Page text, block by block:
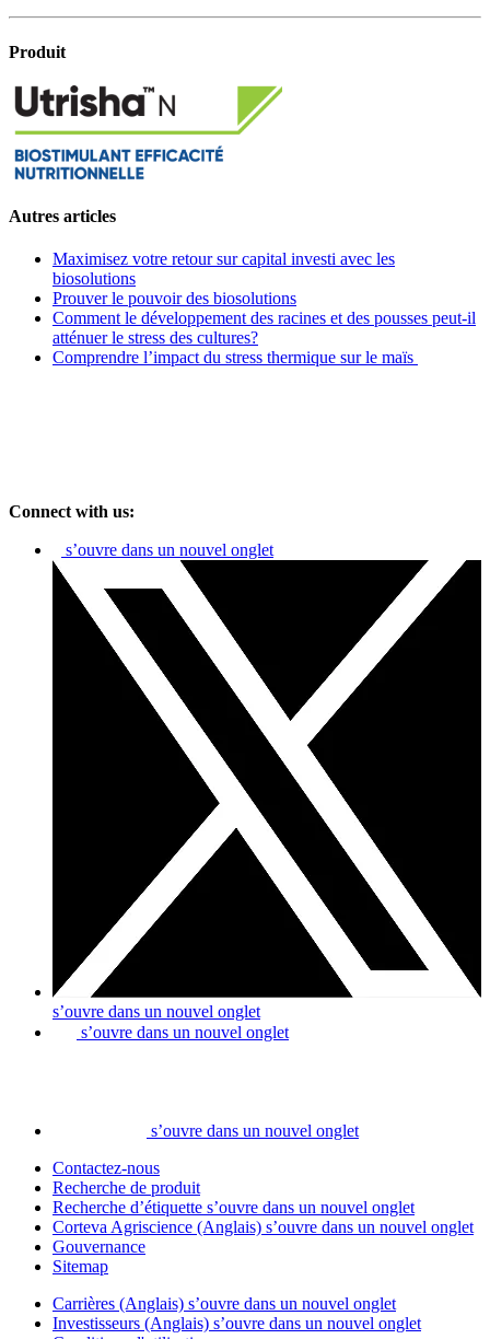
Produit
Autres articles
Maximisez votre retour sur capital investi avec les
biosolutions
Prouver le pouvoir des biosolutions
Comment le développement des racines et des pousses peut-il
atténuer le stress des cultures?
Comprendre l’impact du stress thermique sur le maïs
Connect with us:
s’ouvre dans un nouvel onglet
s’ouvre dans un nouvel onglet
s’ouvre dans un nouvel onglet
s’ouvre dans un nouvel onglet
Contactez-nous
Recherche de produit
Recherche d’étiquette s’ouvre dans un nouvel onglet
Corteva Agriscience (Anglais) s’ouvre dans un nouvel onglet
Gouvernance
Sitemap
Carrières (Anglais) s’ouvre dans un nouvel onglet
Investisseurs (Anglais) s’ouvre dans un nouvel onglet